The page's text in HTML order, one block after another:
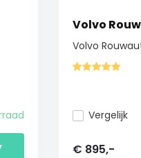
Volvo
Volvo
Vergelijk
€ 895,-